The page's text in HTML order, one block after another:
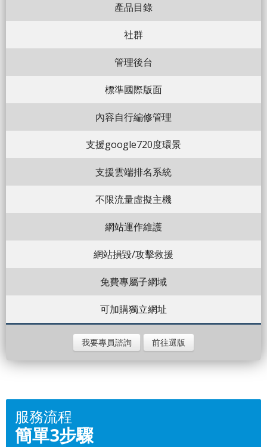
產品目錄
社群
管理後台
標準國際版面
內容自行編修管理
支援google720度環景
支援雲端排名系統
不限流量虛擬主機
網站運作維護
網站損毀/攻擊救援
免費專屬子網域
可加購獨立網址
我要專員諮詢 前往選版
服務流程
簡單3步驟